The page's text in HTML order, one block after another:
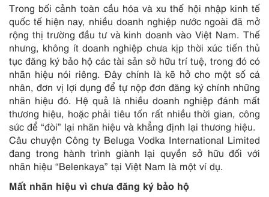
Trong bối cảnh toàn cầu hóa và xu thế hội nhập kinh tế
quốc tế hiện nay, nhiều doanh nghiệp nước ngoài đã mở
rộng thị trường đầu tư và kinh doanh vào Việt Nam. Thế
nhưng, không ít doanh nghiệp chưa kịp thời xúc tiến thủ
tục đăng ký bảo hộ các tài sản sở hữu trí tuệ, trong đó có
nhãn hiệu nói riêng. Đây chính là kẽ hở cho một số cá
nhân, đơn vị lợi dụng để tự nộp đơn đăng ký chính những
nhãn hiệu đó. Hệ quả là nhiều doanh nghiệp đánh mất
thương hiệu, hoặc phải tiêu tốn rất nhiều thời gian, công
sức để “đòi” lại nhãn hiệu và khẳng định lại thương hiệu.
Câu chuyện Công ty Beluga Vodka International Limited
đang trong hành trình giành lại quyền sở hữu đối với
nhãn hiệu “Belenkaya” tại Việt Nam là một ví dụ.
Mất nhãn hiệu vì chưa đăng ký bảo hộ